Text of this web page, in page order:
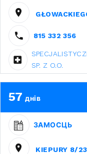
815 332 356
SP. Z O.O.
57 днів
ЗАМОСЦЬ
KIEPURY 8/23